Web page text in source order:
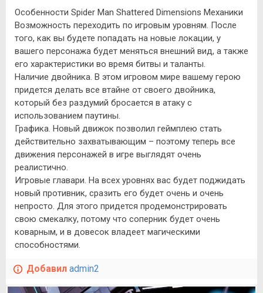
Особенности Spider Man Shattered Dimensions Механики
Возможность переходить по игровым уровням. После
того, как вы будете попадать на новые локации, у
вашего персонажа будет меняться внешний вид, а также
его характеристики во время битвы и таланты.
Наличие двойника. В этом игровом мире вашему герою
придется делать все втайне от своего двойника,
который без раздумий бросается в атаку с
использованием паутины.
Графика. Новый движок позволил геймплею стать
действительно захватывающим – поэтому теперь все
движения персонажей в игре выглядят очень
реалистично.
Игровые главари. На всех уровнях вас будет поджидать
новый противник, сразить его будет очень и очень
непросто. Для этого придется продемонстрировать
свою смекалку, потому что соперник будет очень
коварным, и в довесок владеет магическими
способностями.
Добавил admin2